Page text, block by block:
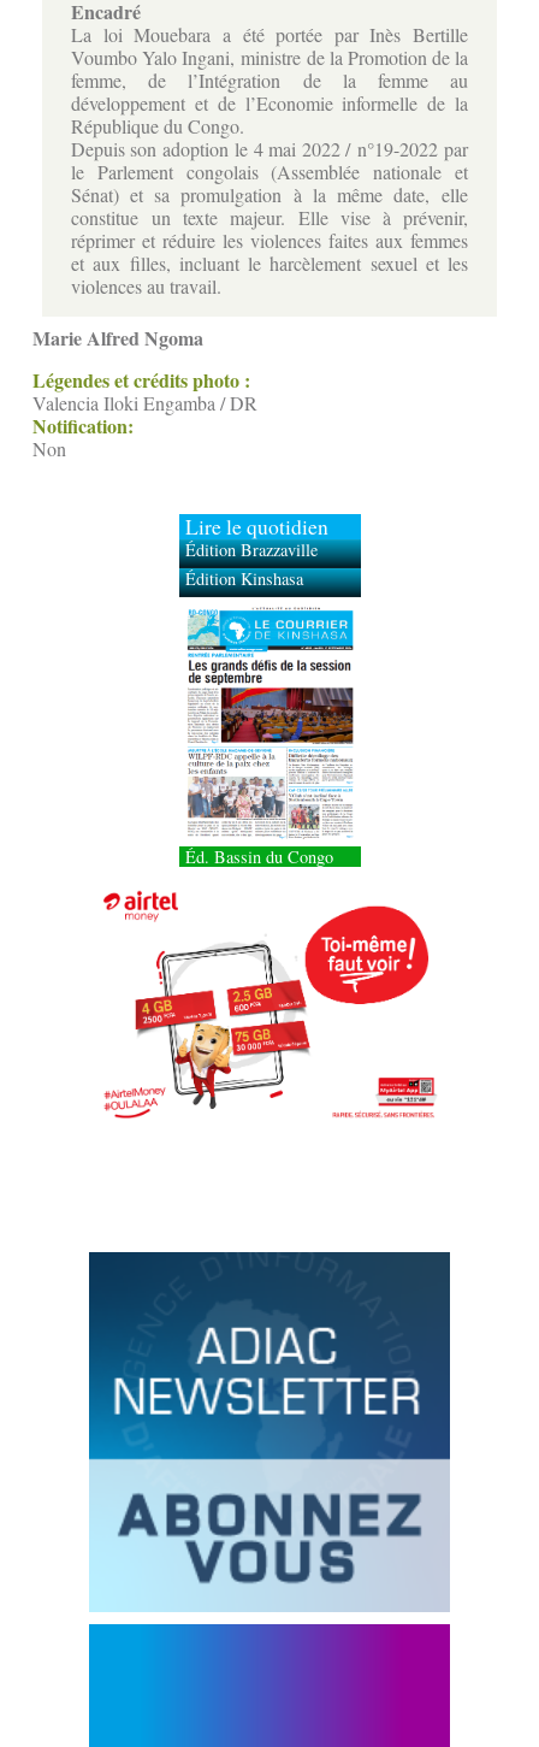
Encadré
La loi Mouebara a été portée par Inès Bertille
Voumbo Yalo Ingani, ministre de la Promotion de la
femme, de l’Intégration de la femme au
développement et de l’Economie informelle de la
République du Congo.
Depuis son adoption le 4 mai 2022 / n°19-2022 par
le Parlement congolais (Assemblée nationale et
Sénat) et sa promulgation à la même date, elle
constitue un texte majeur. Elle vise à prévenir,
réprimer et réduire les violences faites aux femmes
et aux filles, incluant le harcèlement sexuel et les
violences au travail.
Marie Alfred Ngoma
Légendes et crédits photo :
Valencia Iloki Engamba / DR
Notification:
Non
Lire le quotidien
Édition Brazzaville
Édition Kinshasa
Éd. Bassin du Congo